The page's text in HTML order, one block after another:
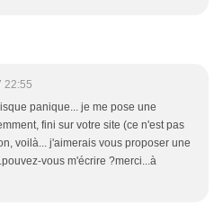
22:55
panique... je me pose une
fini sur votre site (ce n'est pas
voilà... j'aimerais vous proposer une
vous m'écrire ?merci...à